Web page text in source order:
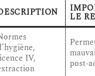
LE
IV,
post-